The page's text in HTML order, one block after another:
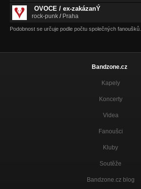
OVOCE / ex-zakázanÝ
rock-punk / Praha
Podobnost se určuje podle počtu společných fanoušků.
Bandzone.cz
Kapely
Koncerty
Videa
Fanoušci
Kluby
Soutěže
Bandzone.cz blog